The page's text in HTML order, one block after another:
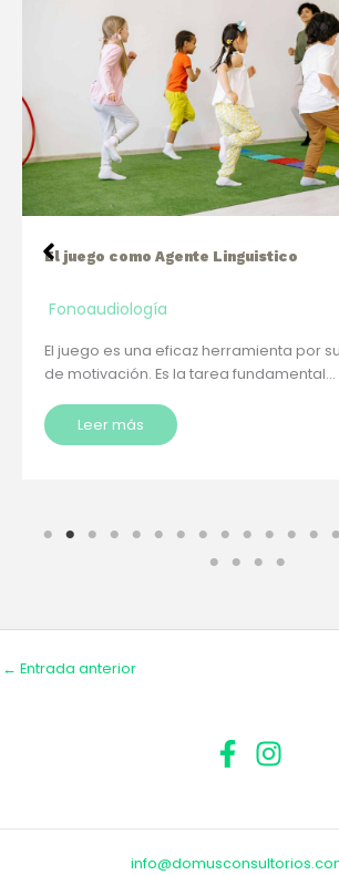
En la niñez, ¿Qué es la Terapia
Terapia Ocupacional
La Terapia Ocupacional en
Leer más
← Entrada anterior